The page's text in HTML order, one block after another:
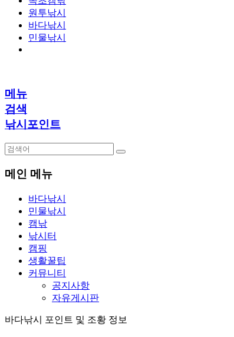
원투낚시
바다낚시
민물낚시
메뉴
검색
낚시포인트
메인 메뉴
바다낚시
민물낚시
캠낚
낚시터
캠핑
생활꿀팁
커뮤니티
공지사항
자유게시판
바다낚시 포인트 및 조황 정보